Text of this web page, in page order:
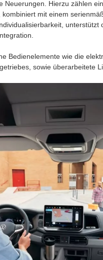
Neuerungen. Hierzu zählen
mit einem
Bedienelemente wie die
sowie überarbeitete